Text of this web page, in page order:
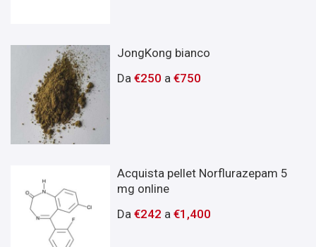
JongKong bianco
Da€250 a€750
Acquista pellet Norflurazepam 5
mg online
Da€242 a€1,400